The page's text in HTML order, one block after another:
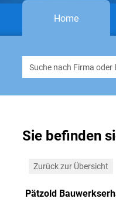
Home
Sie befinden
Zurück zur Übersicht
Pätzold